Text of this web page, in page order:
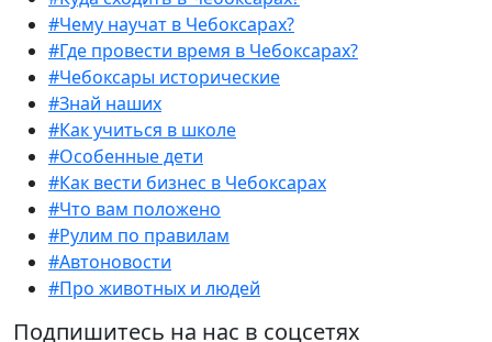
#Чему научат в Чебоксарах?
#Где провести время в Чебоксарах?
#Чебоксары исторические
#Знай наших
#Как учиться в школе
#Особенные дети
#Как вести бизнес в Чебоксарах
#Что вам положено
#Рулим по правилам
#Автоновости
#Про животных и людей
Подпишитесь на нас в соцсетях